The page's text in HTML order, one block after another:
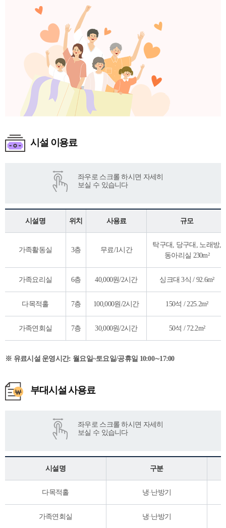
시설 이용료
시설명 위치 사용료 규모
가족활동실 3층 무료/1시간
탁구대, 당구대, 노래방,
동아리실 230m²
가족요리실 6층 40,000원/2시간 싱크대 3식 / 92.6m²
다목적홀 7층 100,000원/2시간 150석 / 225.2m²
가족연회실 7층 30,000원/2시간 50석 / 72.2m²
※ 유료시설 운영시간: 월요일~토요일/공휴일 10:00∼17:00
부대시설 사용료
시설명 구분
다목적홀 냉·난방기
가족연회실 냉·난방기